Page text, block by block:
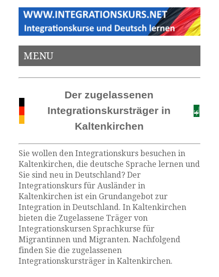
MENU
Der zugelassenen
Integrationskursträger in
Kaltenkirchen
Sie wollen den Integrationskurs besuchen in
Kaltenkirchen, die deutsche Sprache lernen und
Sie sind neu in Deutschland? Der
Integrationskurs für Ausländer in
Kaltenkirchen ist ein Grundangebot zur
Integration in Deutschland. In Kaltenkirchen
bieten die Zugelassene Träger von
Integrationskursen Sprachkurse für
Migrantinnen und Migranten. Nachfolgend
finden Sie die zugelassenen
Integrationskursträger in Kaltenkirchen.